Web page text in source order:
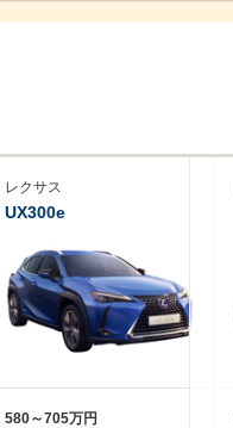
レクサス
UX300e
580～705万円